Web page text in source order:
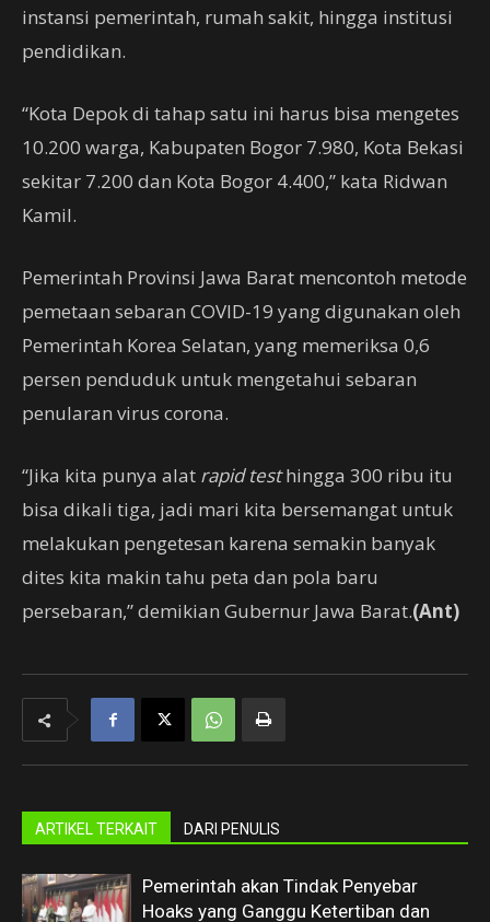
instansi pemerintah, rumah sakit, hingga institusi
pendidikan.
“Kota Depok di tahap satu ini harus bisa mengetes
10.200 warga, Kabupaten Bogor 7.980, Kota Bekasi
sekitar 7.200 dan Kota Bogor 4.400,” kata Ridwan
Kamil.
Pemerintah Provinsi Jawa Barat mencontoh metode
pemetaan sebaran COVID-19 yang digunakan oleh
Pemerintah Korea Selatan, yang memeriksa 0,6
persen penduduk untuk mengetahui sebaran
penularan virus corona.
“Jika kita punya alat rapid testhingga 300 ribu itu
bisa dikali tiga, jadi mari kita bersemangat untuk
melakukan pengetesan karena semakin banyak
dites kita makin tahu peta dan pola baru
persebaran,” demikian Gubernur Jawa Barat.(Ant)
ARTIKEL TERKAIT DARI PENULIS
Pemerintah akan Tindak Penyebar
Hoaks yang Ganggu Ketertiban dan